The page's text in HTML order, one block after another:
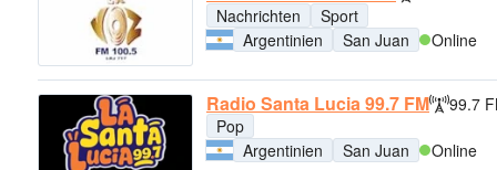
Nachrichten
Sport
Argentinien
San Juan Online
Radio Santa Lucia 99.7 FM
99.7
Pop
Argentinien
San Juan Online